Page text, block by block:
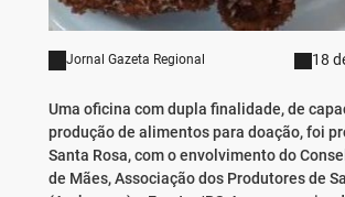
Jornal Gazeta Regional 18
Uma oficina com dupla finalidade, de
produção de alimentos para doação, foi
Santa Rosa, com o envolvimento do
de Mães, Associação dos Produtores de